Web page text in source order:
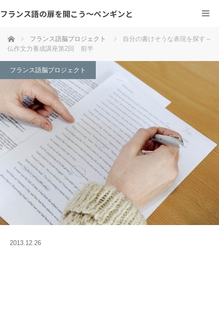
フランス語の扉を開こう～ペンギンと
ホーム フランス語脳プロジェクト
自分の書けそうな表現を探す～
仏作文力養成講座第2回 前半
フランス語脳プロジェクト
2013.12.26